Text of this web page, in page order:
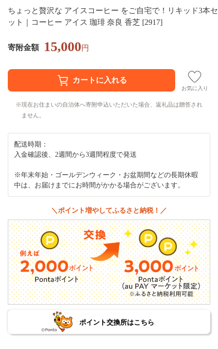
ちょっと贅沢な アイスコーヒー をご自宅で！リキッド3本セ
ット｜コーヒー アイス 珈琲 奈良 香芝 [2917]
寄附金額 15,000円
お気に入り
現在お住まいの自治体へ寄附申込いただいた場合、返礼品は贈答され
ません。
配送時期：
入金確認後、2週間から3週間程度で発送
※年末年始・ゴールデンウィーク・お盆期間などの長期休暇
中は、お届けまでにお時間がかかる場合がございます。
＼ポイント増やしてふるさと納税！／
ポイント交換所はこちら